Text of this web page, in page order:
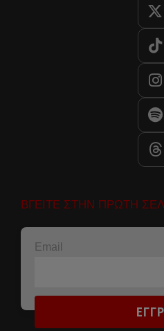
ΒΓΕΙΤΕ ΣΤΗΝ ΠΡΩΤΗ
Email